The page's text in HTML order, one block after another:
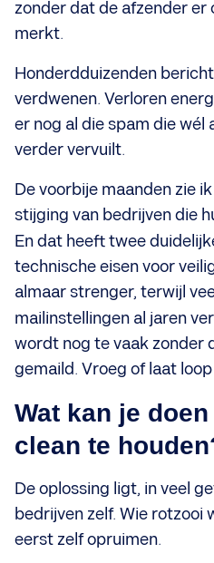
zonder dat de afzender er
merkt.
Honderdduizenden
verdwenen. Verloren
er nog al die spam die wél
verder vervuilt.
De voorbije maanden zie
stijging van bedrijven die
En dat heeft twee
technische eisen voor
almaar strenger, terwijl
mailinstellingen al jaren
wordt nog te vaak zonder
gemaild. Vroeg of laat
Wat kan je
clean te
De oplossing ligt, in veel
bedrijven zelf. Wie rotzooi
eerst zelf opruimen.